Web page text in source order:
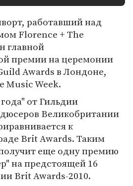
работавший над
Florence + The
главной
премии на церемонии
Awards в Лондоне,
Music Week.
от Гильдии
Великобритании
к
Brit Awards. Таким
еще одну премию
на предстоящей 16
Brit Awards-2010.